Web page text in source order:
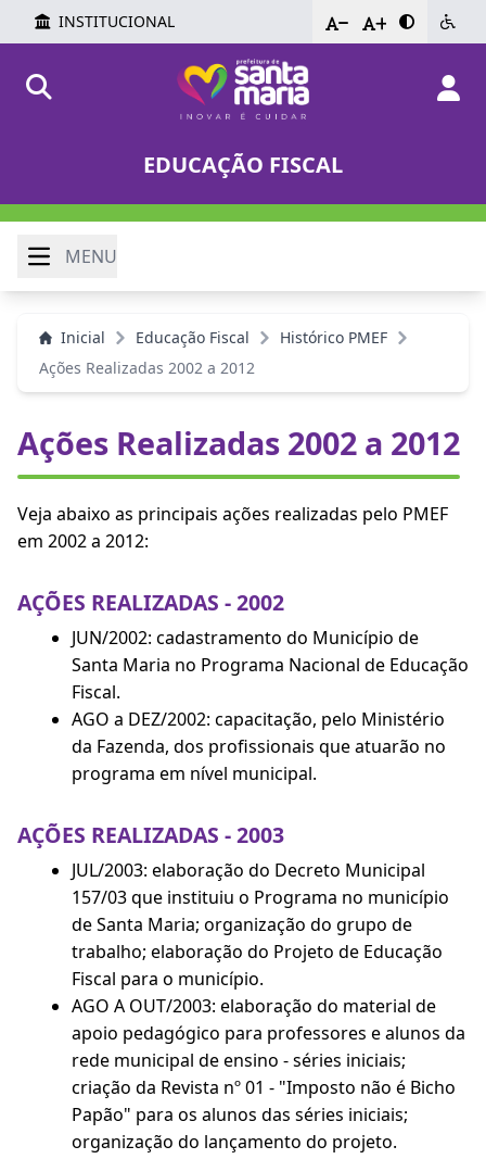
INSTITUCIONAL - +
EDUCAÇÃO FISCAL
MENU
Inicial Educação Fiscal
Histórico PMEF
Ações Realizadas 2002 a 2012
Ações Realizadas 2002 a 2012
Veja abaixo as principais ações realizadas pelo PMEF
em 2002 a 2012:
AÇÕES REALIZADAS - 2002
JUN/2002: cadastramento do Município de
Santa Maria no Programa Nacional de Educação
Fiscal.
AGO a DEZ/2002: capacitação, pelo Ministério
da Fazenda, dos profissionais que atuarão no
programa em nível municipal.
AÇÕES REALIZADAS - 2003
JUL/2003: elaboração do Decreto Municipal
157/03 que instituiu o Programa no município
de Santa Maria; organização do grupo de
trabalho; elaboração do Projeto de Educação
Fiscal para o município.
AGO A OUT/2003: elaboração do material de
apoio pedagógico para professores e alunos da
rede municipal de ensino - séries iniciais;
criação da Revista nº 01 - "Imposto não é Bicho
Papão" para os alunos das séries iniciais;
organização do lançamento do projeto.